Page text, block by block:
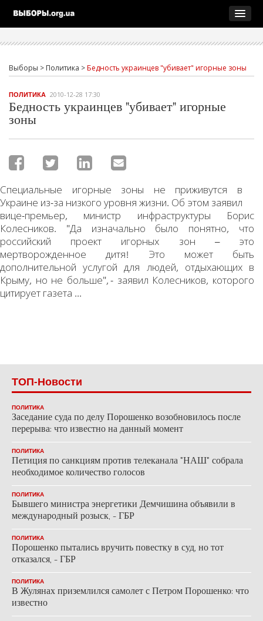
Выборы > Политика >Бедность украинцев "убивает" игорные зоны
ПОЛИТИКА 2010-12-28 17:30
Бедность украинцев "убивает" игорные
зоны
Специальные игорные зоны не приживутся в
Украине из-за низкого уровня жизни. Об этом заявил
вице-премьер, министр инфраструктуры Борис
Колесников. "Да изначально было понятно, что
российский проект игорных зон – это
мертворожденное дитя! Это может быть
дополнительной услугой для людей, отдыхающих в
Крыму, но не больше", - заявил Колесников, которого
цитирует газета ...
ТОП-Новости
ПОЛИТИКА
Заседание суда по делу Порошенко возобновилось после
перерыва: что известно на данный момент
ПОЛИТИКА
Петиция по санкциям против телеканала "НАШ" собрала
необходимое количество голосов
ПОЛИТИКА
Бывшего министра энергетики Демчишина объявили в
международный розыск, - ГБР
ПОЛИТИКА
Порошенко пытались вручить повестку в суд, но тот
отказался, - ГБР
ПОЛИТИКА
В Жулянах приземлился самолет с Петром Порошенко: что
известно